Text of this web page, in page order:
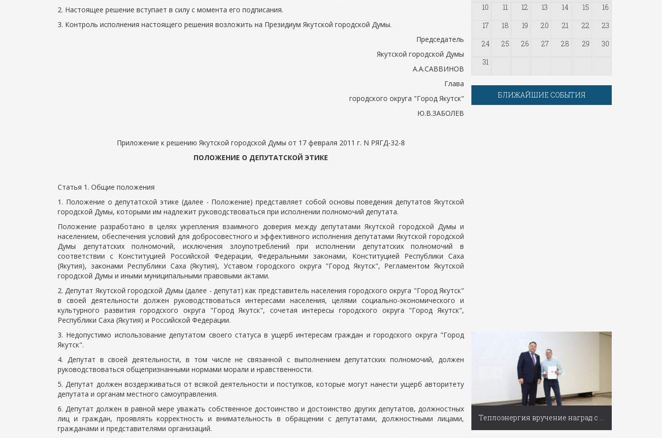
2. Настоящее решение вступает в силу с момента его подписания.
3. Контроль исполнения настоящего решения возложить на Президиум Якутской городской Думы.
Председатель
Якутской городской Думы
А.А.САВВИНОВ
Глава
городского округа "Город Якутск"
Ю.В.ЗАБОЛЕВ
Приложение к решению Якутской городской Думы от 17 февраля 2011 г. N РЯГД-32-8
ПОЛОЖЕНИЕ О ДЕПУТАТСКОЙ ЭТИКЕ
Статья 1. Общие положения
1. Положение о депутатской этике (далее - Положение) представляет собой основы поведения депутатов Якутской
городской Думы, которыми им надлежит руководствоваться при исполнении полномочий депутата.
Положение разработано в целях укрепления взаимного доверия между депутатами Якутской городской Думы и
населением, обеспечения условий для добросовестного и эффективного исполнения депутатами Якутской городской
Думы депутатских полномочий, исключения злоупотреблений при исполнении депутатских полномочий в
соответствии с Конституцией Российской Федерации, Федеральными законами, Конституцией Республики Саха
(Якутия), законами Республики Саха (Якутия), Уставом городского округа "Город Якутск", Регламентом Якутской
городской Думы и иными муниципальными правовыми актами.
2. Депутат Якутской городской Думы (далее - депутат) как представитель населения городского округа "Город Якутск"
в своей деятельности должен руководствоваться интересами населения, целями социально-экономического и
культурного развития городского округа "Город Якутск", сочетая интересы городского округа "Город Якутск",
Республики Саха (Якутия) и Российской Федерации.
3. Недопустимо использование депутатом своего статуса в ущерб интересам граждан и городского округа "Город
Якутск".
4. Депутат в своей деятельности, в том числе не связанной с выполнением депутатских полномочий, должен
руководствоваться общепризнанными нормами морали и нравственности.
5. Депутат должен воздерживаться от всякой деятельности и поступков, которые могут нанести ущерб авторитету
депутата и органам местного самоуправления.
6. Депутат должен в равной мере уважать собственное достоинство и достоинство других депутатов, должностных
лиц и граждан, проявлять корректность и внимательность в обращении с депутатами, должностными лицами,
гражданами и представителями организаций.
10
11 12 13 14 15
16
17
18 19 20 21 22
23
24
25 26 27 28 29
30
31
БЛИЖАЙШИЕ СОБЫТИЯ
Теплоэнергия вручение наград с Днем работников ЖКХ